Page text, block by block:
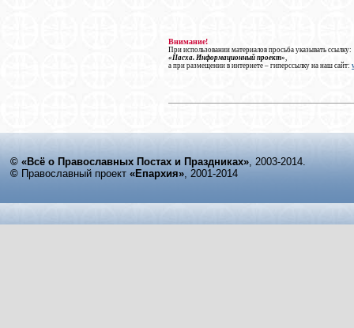
Внимание!
При использовании материалов просьба указывать ссылку:
«Пасха. Информационный проект»,
а при размещении в интернете – гиперссылку на наш сайт:
© «Всё о Православных Постах и Праздниках», 2003-2014.
© Православный проект «Епархия», 2001-2014